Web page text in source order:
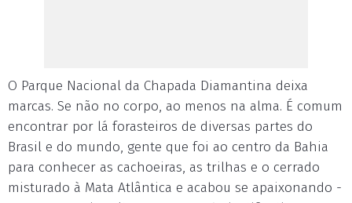
O Parque Nacional da Chapada Diamantina deixa
marcas. Se não no corpo, ao menos na alma. É comum
encontrar por lá forasteiros de diversas partes do
Brasil e do mundo, gente que foi ao centro da Bahia
para conhecer as cachoeiras, as trilhas e o cerrado
misturado à Mata Atlântica e acabou se apaixonando -